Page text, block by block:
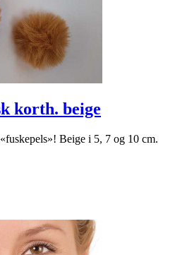
korth. beige
Beige i 5, 7 og 10 cm.